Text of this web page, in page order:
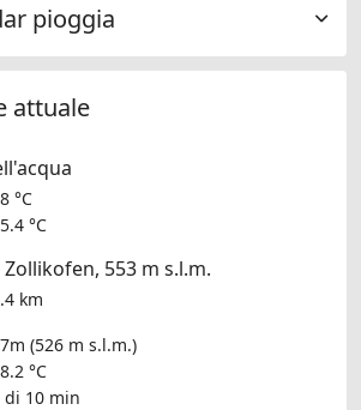
pioggia
attuale
°C
°C
553 m s.l.m.
km
(526 m s.l.m.)
°C
di 10 min